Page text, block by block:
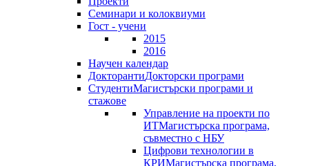
Семинари и колоквиуми
Гост - учени
2015
2016
Научен календар
ДокторантиДокторски програми
СтудентиМагистърски програми и
стажове
Управление на проекти по
ИТМагистърска програма,
съвместно с НБУ
Цифрови технологии в
КРИМагистърска програма,